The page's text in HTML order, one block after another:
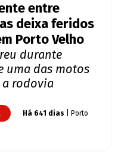
entre
deixa feridos
Porto Velho
durante
uma das motos
a rodovia
Há 641 dias | Porto